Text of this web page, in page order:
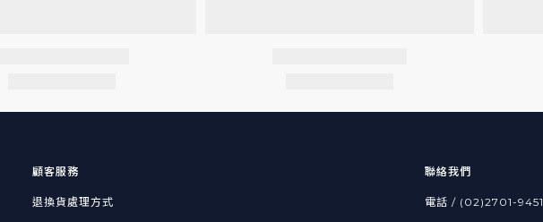
顧客服務
退換貨處理方式
聯絡我們
電話 / (02)2701-9451